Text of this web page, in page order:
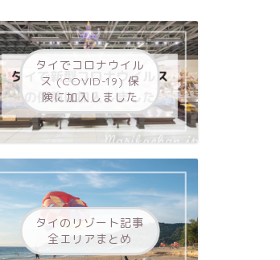
タイでコロナウイル
ス (COVID-19) 保
険に加入しました
タイのリゾート記事
全エリアまとめ